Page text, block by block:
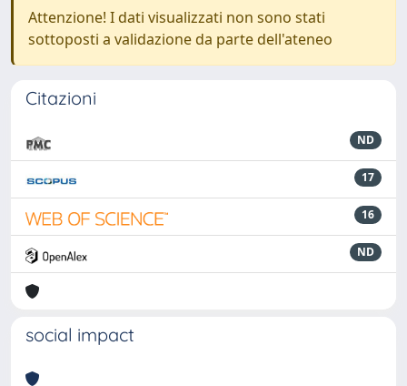
Attenzione! I dati visualizzati non sono stati
sottoposti a validazione da parte dell'ateneo
Citazioni
ND
17
16
ND
social impact